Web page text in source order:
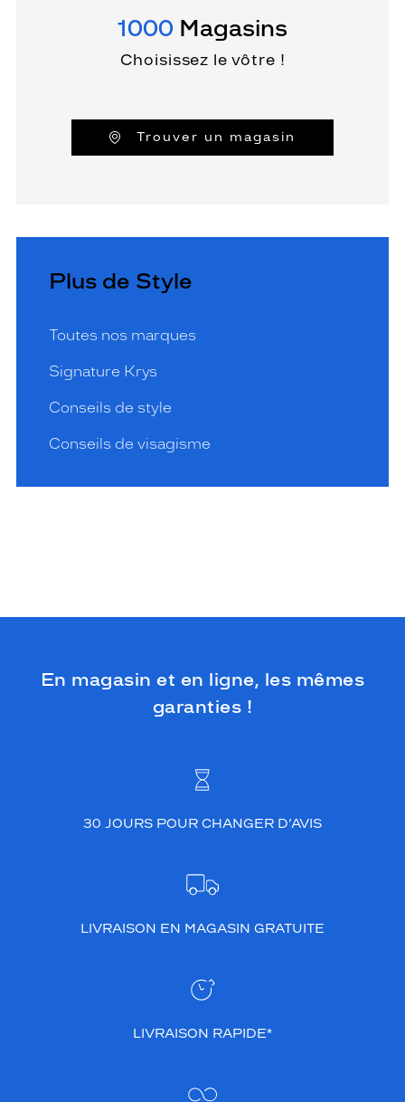
1000 Magasins
Choisissez le vôtre !
Trouver un magasin
Plus de Style
Toutes nos marques
Signature Krys
Conseils de style
Conseils de visagisme
En magasin et en ligne, les mêmes
garanties !
30 JOURS POUR CHANGER D’AVIS
LIVRAISON EN MAGASIN GRATUITE
LIVRAISON RAPIDE*